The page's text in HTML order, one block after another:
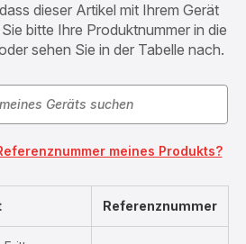
dieser Artikel mit Ihrem Gerät
bitte Ihre Produktnummer in die
sehen Sie in der Tabelle nach.
meines Produkts?
Referenznummer